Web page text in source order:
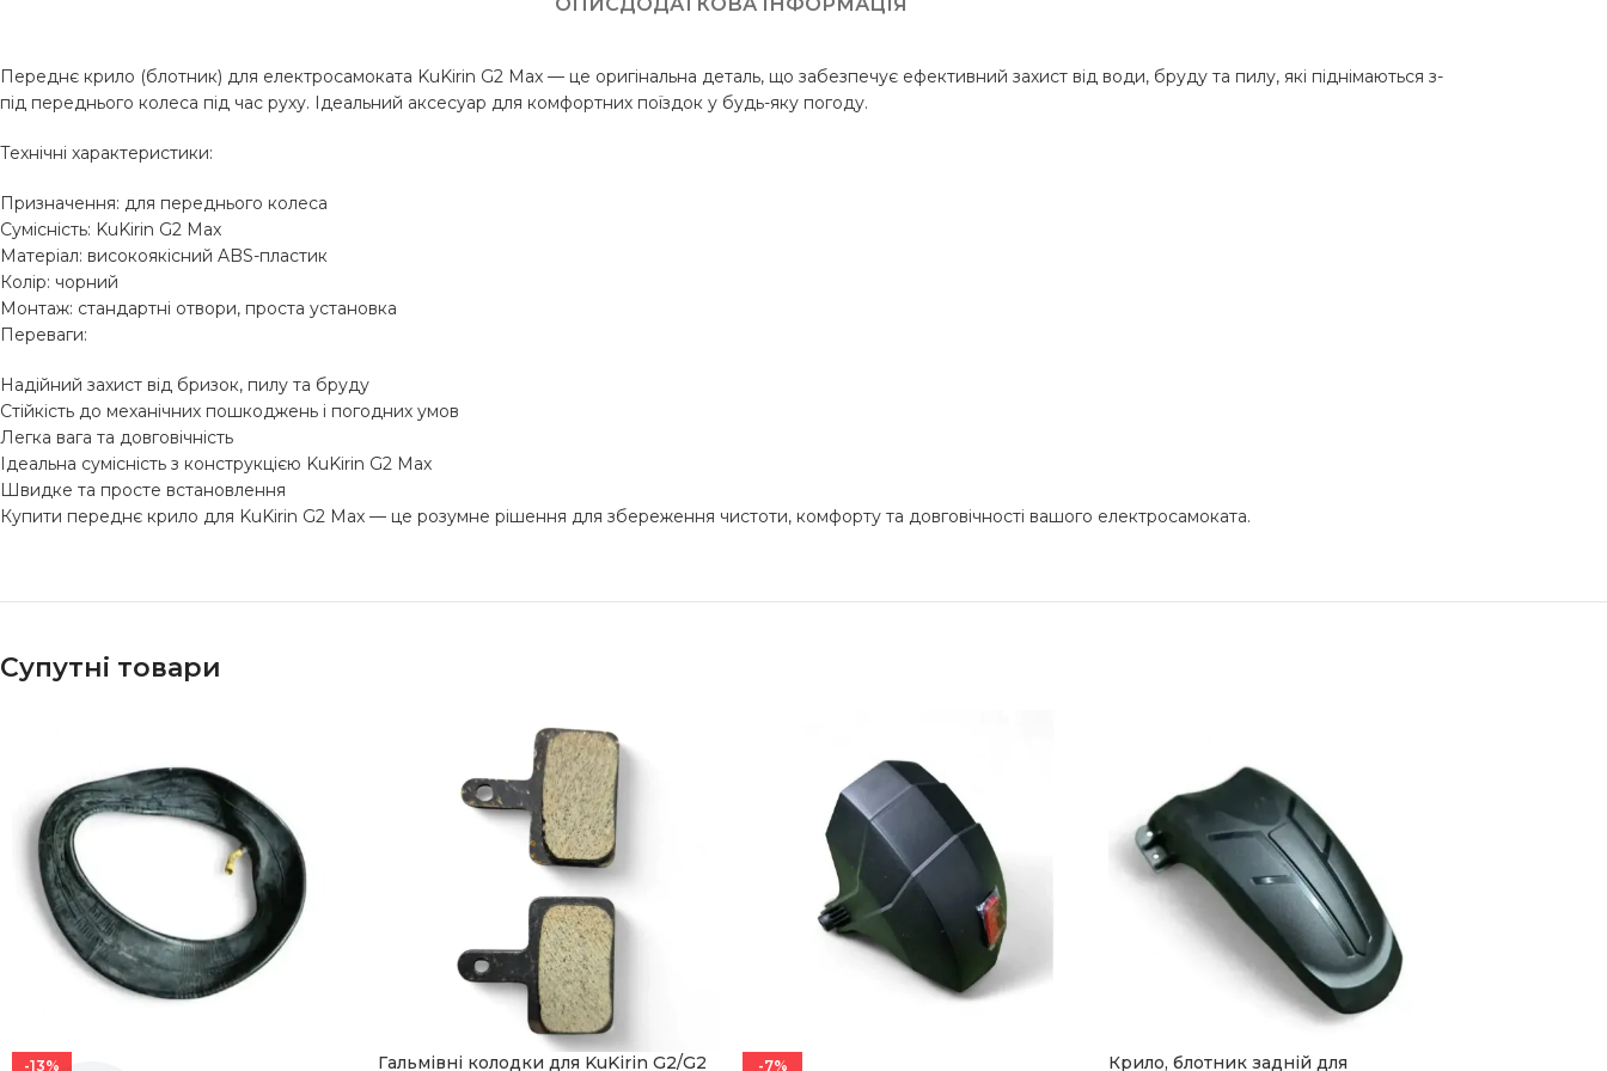
Переднє крило (блотник) для електросамоката KuKirin G2 Max — це оригінальна деталь, що забезпечує ефективний захист від води, бруду та пилу, які піднімаються з-
під переднього колеса під час руху. Ідеальний аксесуар для комфортних поїздок у будь-яку погоду.
Технічні характеристики:
Призначення: для переднього колеса
Сумісність: KuKirin G2 Max
Матеріал: високоякісний ABS-пластик
Колір: чорний
Монтаж: стандартні отвори, проста установка
Переваги:
Надійний захист від бризок, пилу та бруду
Стійкість до механічних пошкоджень і погодних умов
Легка вага та довговічність
Ідеальна сумісність з конструкцією KuKirin G2 Max
Швидке та просте встановлення
Купити переднє крило для KuKirin G2 Max — це розумне рішення для збереження чистоти, комфорту та довговічності вашого електросамоката.
Супутні товари
-13% Гальмівні колодки для KuKirin G2/G2 -7% Крило, блотник задній для